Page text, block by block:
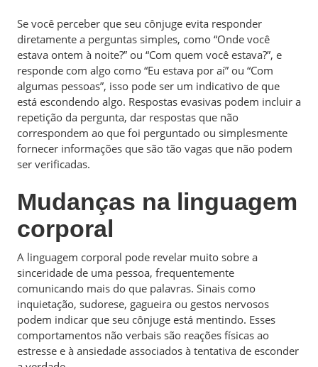
Se você perceber que seu cônjuge evita responder
diretamente a perguntas simples, como “Onde você
estava ontem à noite?” ou “Com quem você estava?”, e
responde com algo como “Eu estava por aí” ou “Com
algumas pessoas”, isso pode ser um indicativo de que
está escondendo algo. Respostas evasivas podem incluir a
repetição da pergunta, dar respostas que não
correspondem ao que foi perguntado ou simplesmente
fornecer informações que são tão vagas que não podem
ser verificadas.
Mudanças na linguagem
corporal
A linguagem corporal pode revelar muito sobre a
sinceridade de uma pessoa, frequentemente
comunicando mais do que palavras. Sinais como
inquietação, sudorese, gagueira ou gestos nervosos
podem indicar que seu cônjuge está mentindo. Esses
comportamentos não verbais são reações físicas ao
estresse e à ansiedade associados à tentativa de esconder